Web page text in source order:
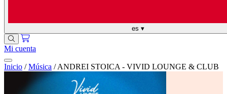
es ▾
Mi cuenta
Inicio / Música / ANDREI STOICA - VIVID LOUNGE & CLUB